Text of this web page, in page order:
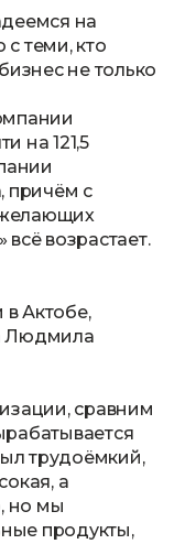
на
теми, кто
не только
на 121,5
причём с
возрастает.
Актобе,
Людмила
сравним
трудоёмкий,
а
но мы
продукты,